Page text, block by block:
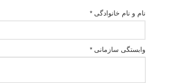
نام و نام خانوادگی *
وابستگی سازمانی *